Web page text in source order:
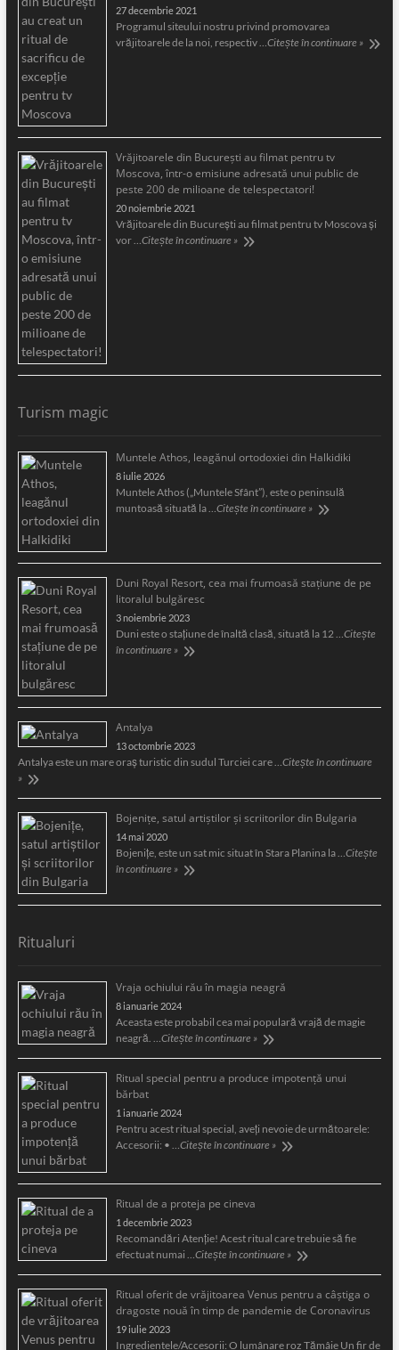
27 decembrie 2021
Programul siteului nostru privind promovarea
vrăjitoarele de la noi, respectiv … Citește în continuare »
Vrăjitoarele din București au filmat pentru tv
Moscova, într-o emisiune adresată unui public de
peste 200 de milioane de telespectatori!
20 noiembrie 2021
Vrăjitoarele din București au filmat pentru tv Moscova și
vor … Citește în continuare »
Turism magic
Muntele Athos, leagănul ortodoxiei din Halkidiki
8 iulie 2026
Muntele Athos („Muntele Sfânt”), este o peninsulă
muntoasă situată la … Citește în continuare »
Duni Royal Resort, cea mai frumoasă staţiune de pe
litoralul bulgăresc
3 noiembrie 2023
Duni este o staţiune de înaltă clasă, situată la 12 … Citește
în continuare »
Antalya
13 octombrie 2023
Antalya este un mare oraş turistic din sudul Turciei care … Citește în continuare
»
Bojeniţe, satul artiştilor şi scriitorilor din Bulgaria
14 mai 2020
Bojeniţe, este un sat mic situat în Stara Planina la … Citește
în continuare »
Ritualuri
Vraja ochiului rău în magia neagră
8 ianuarie 2024
Aceasta este probabil cea mai populară vrajă de magie
neagră. … Citește în continuare »
Ritual special pentru a produce impotență unui
bărbat
1 ianuarie 2024
Pentru acest ritual special, aveți nevoie de următoarele:
Accesorii: • … Citește în continuare »
Ritual de a proteja pe cineva
1 decembrie 2023
Recomandări Atenție! Acest ritual care trebuie să fie
efectuat numai … Citește în continuare »
Ritual oferit de vrăjitoarea Venus pentru a câştiga o
dragoste nouă în timp de pandemie de Coronavirus
19 iulie 2023
Ingredientele/Accesorii: O lumânare roz Tămâie Un fir de